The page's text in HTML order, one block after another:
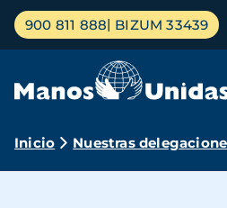
Pasar
contenido
Menú
principal
900 811 888 BIZUM 33439
Ruta
Inicio Nuestras